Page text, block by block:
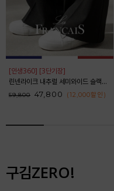
[인생360] [3단기장]
린넨라이크 내추럴 세미와이드 슬랙스_F6S164SL
59,800 47,800 (12,000할인 )
구김ZERO!